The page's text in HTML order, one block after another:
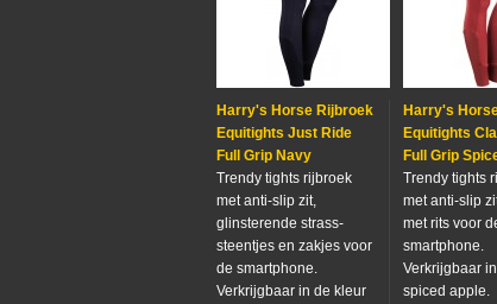
Harry's Horse Rijbroek
Equitights Just Ride
Full Grip Navy
Trendy tights rijbroek
met anti-slip zit,
glinsterende strass-
steentjes en zakjes voor
de smartphone.
Verkrijgbaar in de kleur
Harry's
Equitights
Full Grip
Trendy tights
met anti-slip
met rits voor
smartphone.
Verkrijgbaar
spiced apple.